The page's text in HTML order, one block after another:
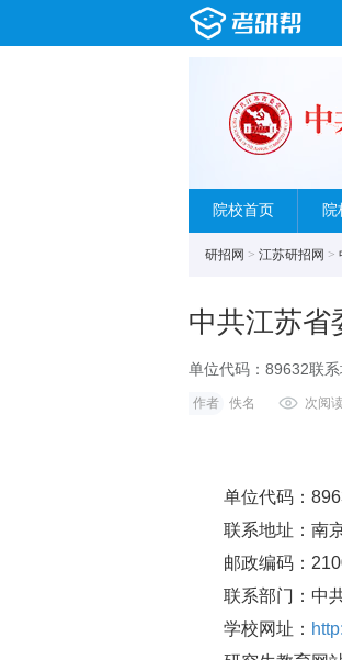
院校首页 院
研招网 > 江苏研招网 >
中共江苏省
单位代码：89632联
作者 佚名 次阅读
单位代码：
联系地址：南京
邮政编码：
联系部门：中共
学校网址：